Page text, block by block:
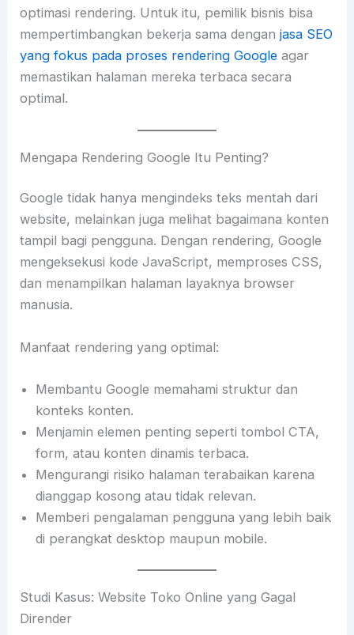
optimasi rendering. Untuk itu, pemilik bisnis bisa
mempertimbangkan bekerja sama denganjasa SEO
yang fokus pada proses rendering Google agar
memastikan halaman mereka terbaca secara
optimal.
Mengapa Rendering Google Itu Penting?
Google tidak hanya mengindeks teks mentah dari
website, melainkan juga melihat bagaimana konten
tampil bagi pengguna. Dengan rendering, Google
mengeksekusi kode JavaScript, memproses CSS,
dan menampilkan halaman layaknya browser
manusia.
Manfaat rendering yang optimal:
Membantu Google memahami struktur dan
konteks konten.
Menjamin elemen penting seperti tombol CTA,
form, atau konten dinamis terbaca.
Mengurangi risiko halaman terabaikan karena
dianggap kosong atau tidak relevan.
Memberi pengalaman pengguna yang lebih baik
di perangkat desktop maupun mobile.
Studi Kasus: Website Toko Online yang Gagal
Dirender